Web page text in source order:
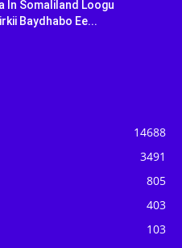
In Somaliland Loogu
Baydhabo Ee...
14688
3491
805
403
103